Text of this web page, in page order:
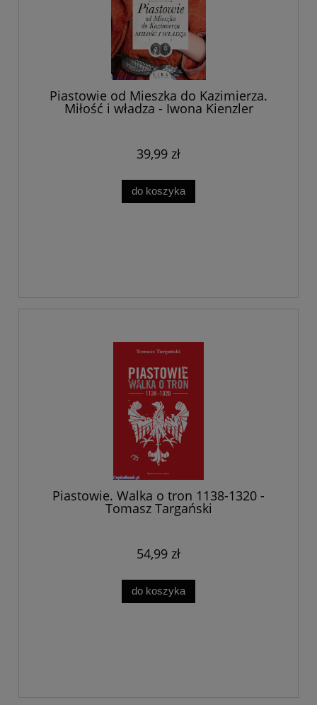
Piastowie od Mieszka do Kazimierza.
Miłość i władza - Iwona Kienzler
39,99 zł
do koszyka
Piastowie. Walka o tron 1138-1320 -
Tomasz Targański
54,99 zł
do koszyka